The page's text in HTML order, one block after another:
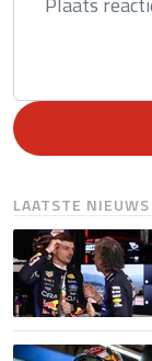
LAATSTE NIEUWS